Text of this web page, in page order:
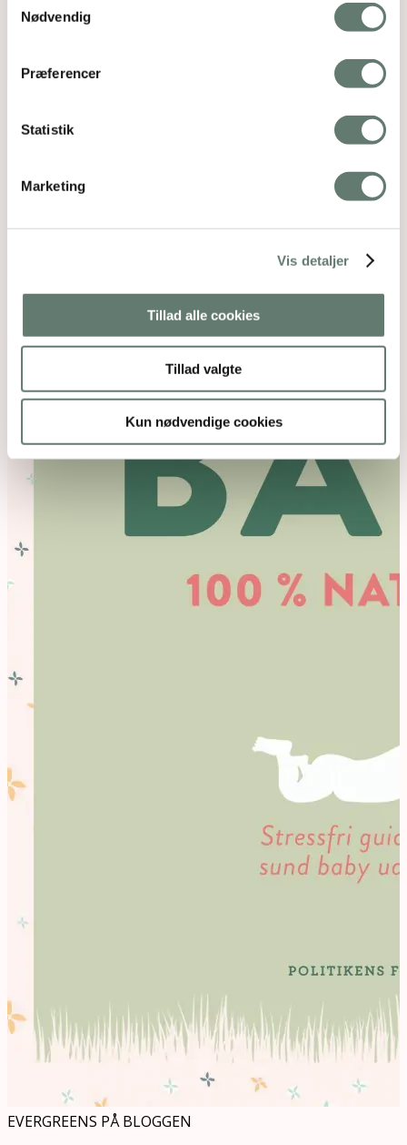
Nødvendig
Præferencer
Statistik
Marketing
Vis detaljer
Tillad alle cookies
Tillad valgte
Kun nødvendige cookies
EVERGREENS PÅ BLOGGEN